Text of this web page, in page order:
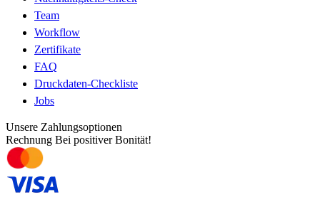
Team
Workflow
Zertifikate
FAQ
Druckdaten-Checkliste
Jobs
Unsere Zahlungsoptionen
Rechnung Bei positiver Bonität!